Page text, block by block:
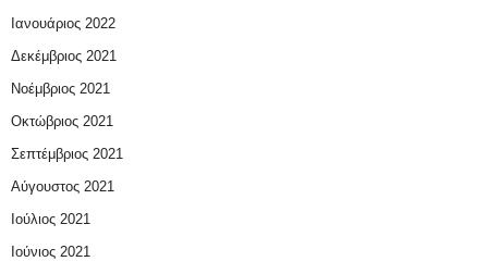
Ιανουάριος 2022
Δεκέμβριος 2021
Νοέμβριος 2021
Οκτώβριος 2021
Σεπτέμβριος 2021
Αύγουστος 2021
Ιούλιος 2021
Ιούνιος 2021